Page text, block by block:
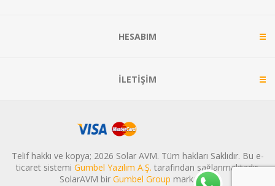
HESABIM
İLETIŞIM
Telif hakkı ve kopya; 2026 Solar AVM. Tüm hakları Saklıdır. Bu e-
ticaret sistemi Gumbel Yazılım A.Ş. tarafından sağlanmaktadır.
SolarAVM bir Gumbel Group markasıdır.